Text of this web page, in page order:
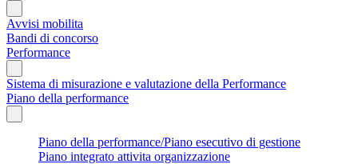
Avvisi mobilita
Bandi di concorso
Performance
Sistema di misurazione e valutazione della Performance
Piano della performance
Piano della performance/Piano esecutivo di gestione
Piano integrato attivita organizzazione